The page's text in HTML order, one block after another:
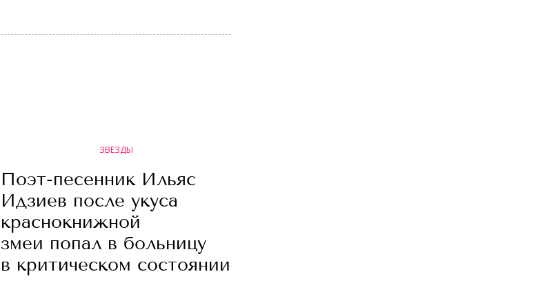
ЗВЕЗДЫ
Поэт-песенник Ильяс
Идзиев после укуса
краснокнижной
змеи попал в больницу
в критическом состоянии